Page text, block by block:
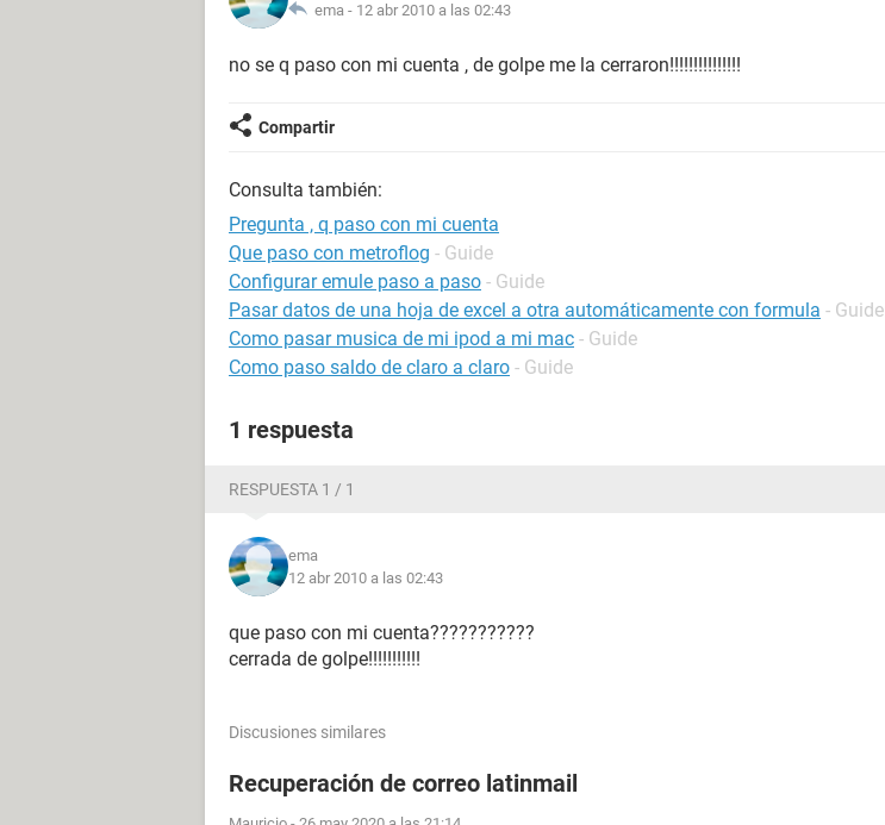
ema - 12 abr 2010 a las 02:43
no se q paso con mi cuenta , de golpe me la cerraron!!!!!!!!!!!!!!!
Compartir
Consulta también:
Pregunta , q paso con mi cuenta
Que paso con metroflog - Guide
Configurar emule paso a paso - Guide
Pasar datos de una hoja de excel a otra automáticamente con formula - Guide
Como pasar musica de mi ipod a mi mac - Guide
Como paso saldo de claro a claro - Guide
1 respuesta
RESPUESTA 1 / 1
ema
12 abr 2010 a las 02:43
que paso con mi cuenta???????????
cerrada de golpe!!!!!!!!!!!
Discusiones similares
Recuperación de correo latinmail